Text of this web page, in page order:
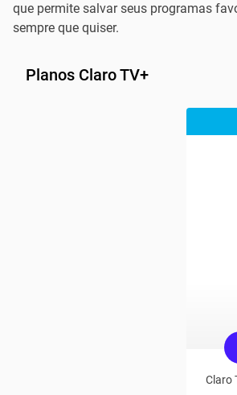
que permite salvar seus programas
sempre que quiser.
Planos Claro TV+
Claro